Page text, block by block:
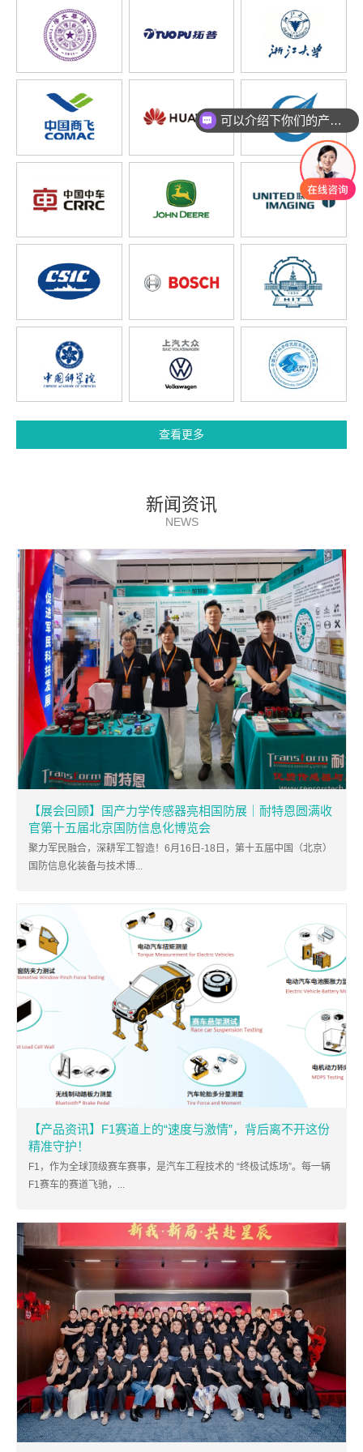
查看更多
新闻资讯
NEWS
【展会回顾】国产力学传感器亮相国防展｜耐特恩圆满收
官第十五届北京国防信息化博览会
聚力军民融合，深耕军工智造！6月16日-18日，第十五届中国（北京）
国防信息化装备与技术博...
【产品资讯】F1赛道上的“速度与激情”，背后离不开这份
精准守护！
F1，作为全球顶级赛车赛事，是汽车工程技术的 “终极试炼场”。每一辆
F1赛车的赛道飞驰，...
可以介绍下你们的产品么